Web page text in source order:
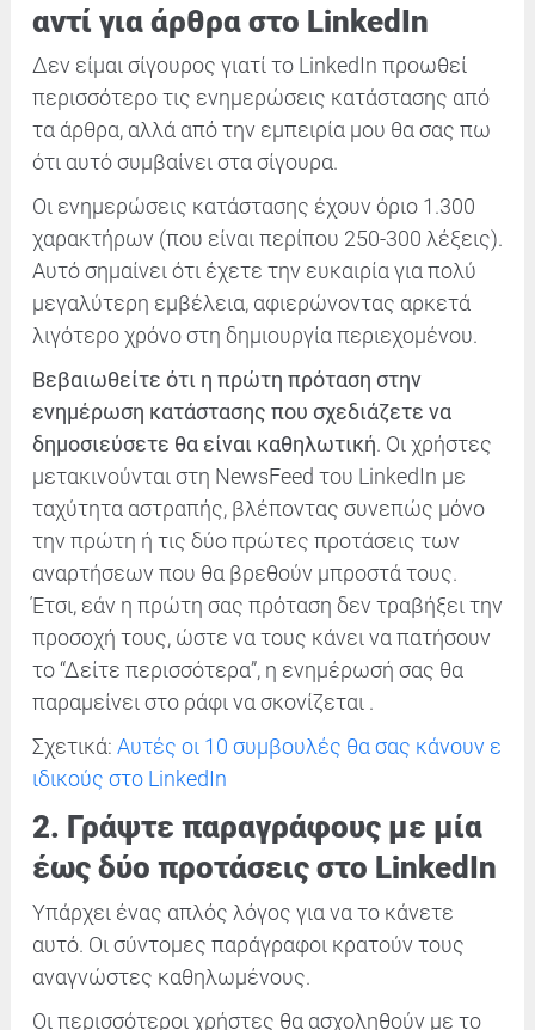
αντί για άρθρα στο LinkedIn
Δεν είμαι σίγουρος γιατί το LinkedIn προωθεί
περισσότερο τις ενημερώσεις κατάστασης από
τα άρθρα, αλλά από την εμπειρία μου θα σας πω
ότι αυτό συμβαίνει στα σίγουρα.
Οι ενημερώσεις κατάστασης έχουν όριο 1.300
χαρακτήρων (που είναι περίπου 250-300 λέξεις).
Αυτό σημαίνει ότι έχετε την ευκαιρία για πολύ
μεγαλύτερη εμβέλεια, αφιερώνοντας αρκετά
λιγότερο χρόνο στη δημιουργία περιεχομένου.
Βεβαιωθείτε ότι η πρώτη πρόταση στην
ενημέρωση κατάστασης που σχεδιάζετε να
δημοσιεύσετε θα είναι καθηλωτική. Οι χρήστες
μετακινούνται στη NewsFeed του LinkedIn με
ταχύτητα αστραπής, βλέποντας συνεπώς μόνο
την πρώτη ή τις δύο πρώτες προτάσεις των
αναρτήσεων που θα βρεθούν μπροστά τους.
Έτσι, εάν η πρώτη σας πρόταση δεν τραβήξει την
προσοχή τους, ώστε να τους κάνει να πατήσουν
το “Δείτε περισσότερα”, η ενημέρωσή σας θα
παραμείνει στο ράφι να σκονίζεται .
Σχετικά: Αυτές οι 10 συμβουλές θα σας κάνουν ε
ιδικούς στο LinkedIn
2. Γράψτε παραγράφους με μία
έως δύο προτάσεις στο LinkedIn
Υπάρχει ένας απλός λόγος για να το κάνετε
αυτό. Οι σύντομες παράγραφοι κρατούν τους
αναγνώστες καθηλωμένους.
Οι περισσότεροι χρήστες θα ασχοληθούν με το